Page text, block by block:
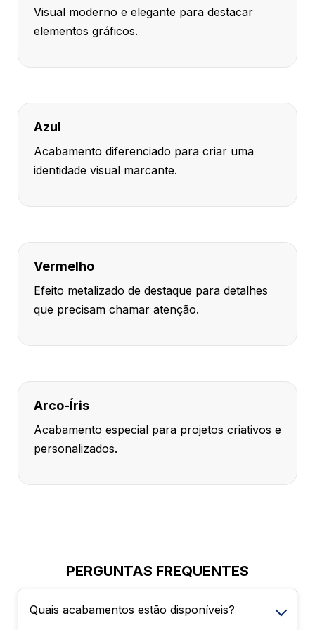
Visual moderno e elegante para destacar
elementos gráficos.
Azul
Acabamento diferenciado para criar uma
identidade visual marcante.
Vermelho
Efeito metalizado de destaque para detalhes
que precisam chamar atenção.
Arco-Íris
Acabamento especial para projetos criativos e
personalizados.
PERGUNTAS FREQUENTES
Quais acabamentos estão disponíveis?